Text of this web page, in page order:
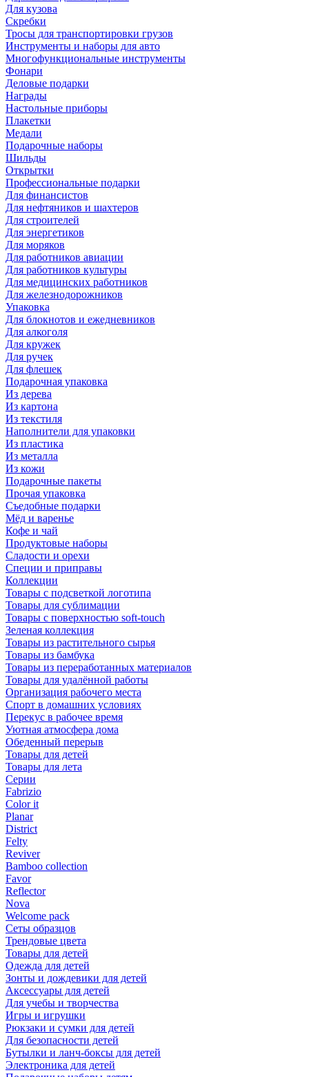
Для кузова
Скребки
Тросы для транспортировки грузов
Инструменты и наборы для авто
Многофункциональные инструменты
Фонари
Деловые подарки
Награды
Настольные приборы
Плакетки
Медали
Подарочные наборы
Шильды
Открытки
Профессиональные подарки
Для финансистов
Для нефтяников и шахтеров
Для строителей
Для энергетиков
Для моряков
Для работников авиации
Для работников культуры
Для медицинских работников
Для железнодорожников
Упаковка
Для блокнотов и ежедневников
Для алкоголя
Для кружек
Для ручек
Для флешек
Подарочная упаковка
Из дерева
Из картона
Из текстиля
Наполнители для упаковки
Из пластика
Из металла
Из кожи
Подарочные пакеты
Прочая упаковка
Съедобные подарки
Мёд и варенье
Кофе и чай
Продуктовые наборы
Сладости и орехи
Специи и приправы
Коллекции
Товары с подсветкой логотипа
Товары для сублимации
Товары с поверхностью soft-touch
Зеленая коллекция
Товары из растительного сырья
Товары из бамбука
Товары из переработанных материалов
Товары для удалённой работы
Организация рабочего места
Спорт в домашних условиях
Перекус в рабочее время
Уютная атмосфера дома
Обеденный перерыв
Товары для детей
Товары для лета
Серии
Fabrizio
Color it
Planar
District
Felty
Reviver
Bamboo collection
Favor
Reflector
Nova
Welcome pack
Сеты образцов
Трендовые цвета
Товары для детей
Одежда для детей
Зонты и дождевики для детей
Аксессуары для детей
Для учебы и творчества
Игры и игрушки
Рюкзаки и сумки для детей
Для безопасности детей
Бутылки и ланч-боксы для детей
Электроника для детей